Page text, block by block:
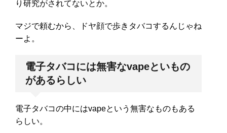
り研究がされてないとか。
マジで頼むから、ドヤ顔で歩きタバコするんじゃね
ーよ。
電子タバコには無害なvapeといもの
があるらしい
電子タバコの中にはvapeという無害なものもある
らしい。